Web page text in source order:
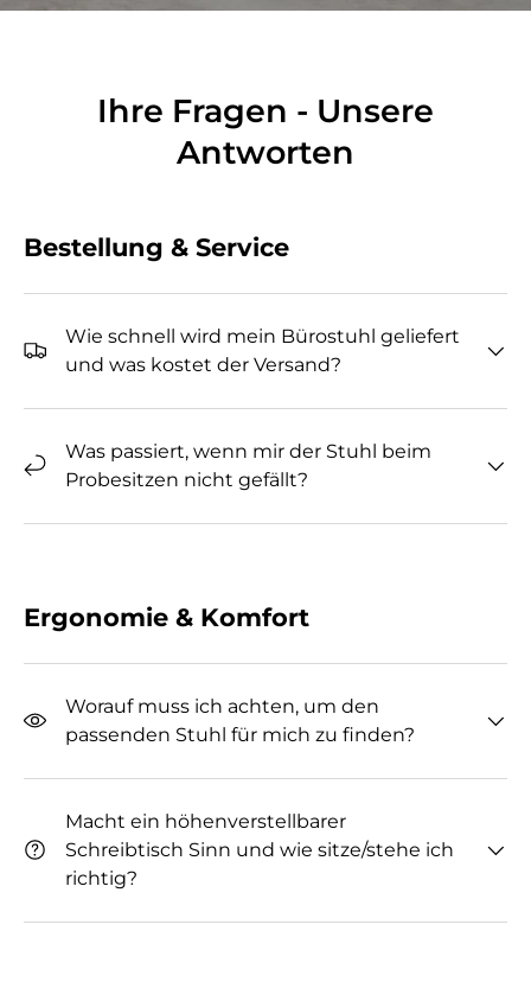
Ihre Fragen - Unsere
Antworten
Bestellung & Service
Wie schnell wird mein Bürostuhl geliefert
und was kostet der Versand?
Was passiert, wenn mir der Stuhl beim
Probesitzen nicht gefällt?
Ergonomie & Komfort
Worauf muss ich achten, um den
passenden Stuhl für mich zu finden?
Macht ein höhenverstellbarer
Schreibtisch Sinn und wie sitze/stehe ich
richtig?